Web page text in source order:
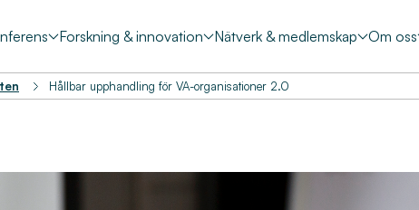
Forskning & innovation Nätverk & medlemskap Om oss
Hållbar upphandling för VA-organisationer 2.0